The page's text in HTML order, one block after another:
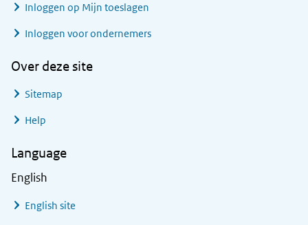
Inloggen op Mijn toeslagen
Inloggen voor ondernemers
Over deze site
Sitemap
Help
Language
English
English site